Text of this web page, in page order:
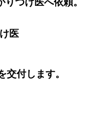
医
付します。